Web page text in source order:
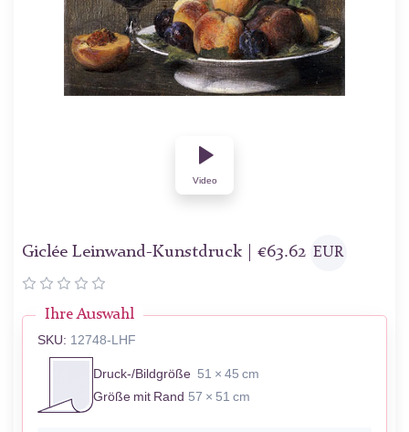
Video
Giclée Leinwand-Kunstdruck | €63.62 EUR
Ihre Auswahl
SKU: 12748-LHF
Druck-/Bildgröße 51 × 45 cm
Größe mit Rand 57 × 51 cm